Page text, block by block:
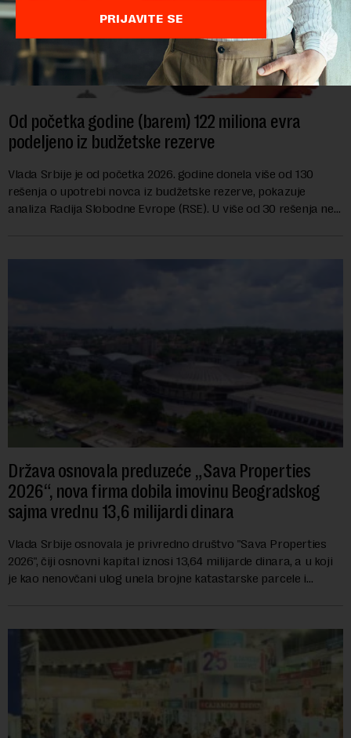
Od početka godine (barem) 122 miliona evra
podeljeno iz budžetske rezerve
Vlada Srbije je od početka 2026. godine donela više od 130
rešenja o upotrebi novca iz budžetske rezerve, pokazuje
analiza Radija Slobodne Evrope (RSE). U više od 30 rešenja ne
Država osnovala preduzeće „Sava Properties
2026“, nova firma dobila imovinu Beogradskog
sajma vrednu 13,6 milijardi dinara
Vlada Srbije osnovala je privredno društvo "Sava Properties
2026", čiji osnovni kapital iznosi 13,64 milijarde dinara, a u koji
je kao nenovčani ulog unela brojne katastarske parcele i
PRIJAVITE SE